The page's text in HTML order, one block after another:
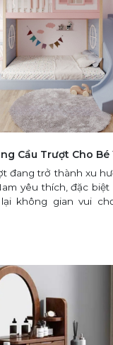
Cầu Trượt Cho Bé
đang trở thành xu
yêu thích, đặc
không gian vui